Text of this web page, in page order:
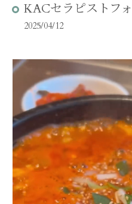
KACセラピストフ
2025/04/12